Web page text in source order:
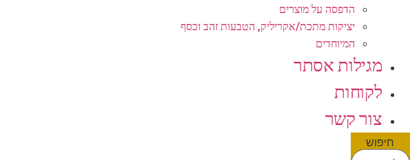
הדפסה על מוצרים
יציקות מתכת/אקריליק, הטבעות זהב וכסף
המיוחדים
מגילות אסתר
לקוחות
צור קשר
חיפוש